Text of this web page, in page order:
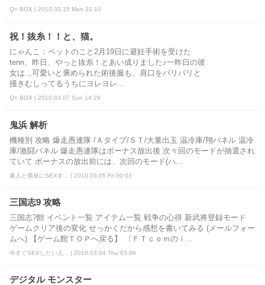
Q+ BOX | 2010.03.15 Mon 21:10
祝！抜糸！！と、猫。
にゃんこ：ペットのこと2月19日に避妊手術を受けた
tenn、昨日、やっと抜糸！とあい成りました♪一昨日の彼
女は...可愛いと褒められた術後服も、肩口をバリバリと
掻きむしってるうちにヨレヨレ...
Q+ BOX | 2010.03.07 Sun 14:29
鬼浜 解析
機種別 攻略 爆走愚連隊 /Ａタイプ/ＳＴ/大量出玉 温冷庫/翔パネル 温冷
庫/激闘パネル 爆走愚連隊はボーナス放出後 次々回のモードが抽選され
ていて ボーナスの放出前には、次回のモード(ハ...
素人と簡単にSEXす... | 2010.03.05 Fri 00:03
三国志9 攻略
三国志?館 イベント一覧 アイテム一覧 戦争の心得 新武将登録モード
ゲームクリア後の変化 せっかくだから感想を書いてみる (メールフォー
ムへ) 【ゲーム館ＴＯＰへ戻る】 〔ＦＴｃｏｍのｉ...
今すぐSEXしたい人... | 2010.03.04 Thu 03:46
デジタル モンスター